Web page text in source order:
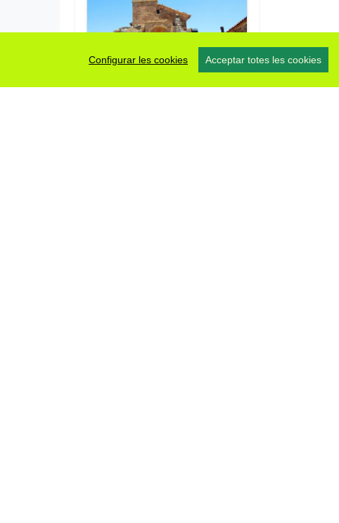
Configurar les cookies Acceptar totes les cookies
(196 )